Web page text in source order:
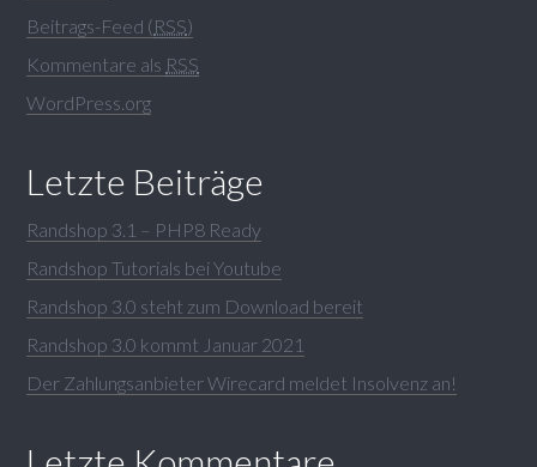
Beitrags-Feed (RSS)
Kommentare als RSS
WordPress.org
Letzte Beiträge
Randshop 3.1 – PHP8 Ready
Randshop Tutorials bei Youtube
Randshop 3.0 steht zum Download bereit
Randshop 3.0 kommt Januar 2021
Der Zahlungsanbieter Wirecard meldet Insolvenz an!